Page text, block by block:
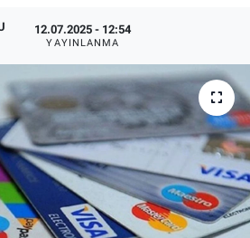
12.07.2025 - 12:54
YAYINLANMA